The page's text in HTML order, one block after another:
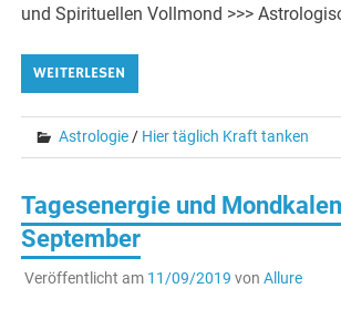
und Spirituellen Vollmond >>>
WEITERLESEN
Astrologie / Hier täglich Kraft tanken
Tagesenergie und
September
Veröffentlicht am 11/09/2019 von Allure